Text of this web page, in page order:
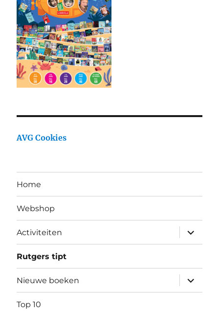
AVG Cookies
Home
Webshop
Activiteiten
Rutgers tipt
Nieuwe boeken
Top 10